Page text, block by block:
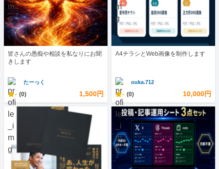
皆さんの愚痴や相談を私なりにお聞
きします
たーっく
- (0) 1,500円
A4チラシとWeb画像を制作します
ouka.712
- (0) 10,000円